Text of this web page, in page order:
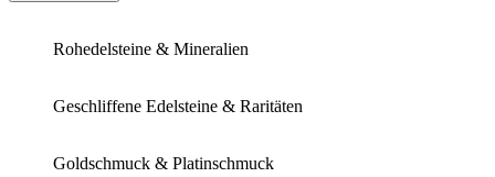
Rohedelsteine & Mineralien
Geschliffene Edelsteine & Raritäten
Goldschmuck & Platinschmuck